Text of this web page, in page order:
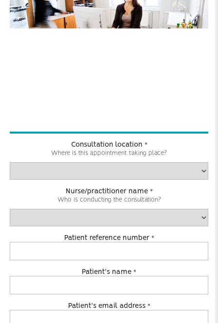
Consultation location *
Where is this appointment taking place?
Nurse/practitioner name *
Who is conducting the consultation?
Patient reference number *
Patient's name *
Patient's email address *